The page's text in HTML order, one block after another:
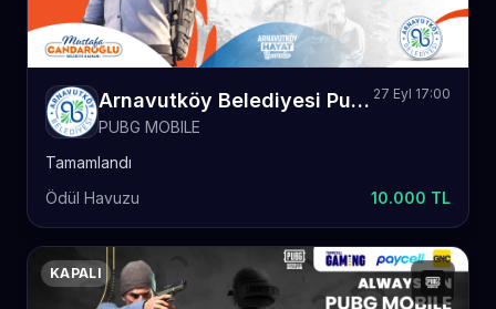
Arnavutköy Belediyesi Pubg Mobile Hafta 1
PUBG MOBILE
27 Eyl 17:00
Tamamlandı
Ödül Havuzu
10.000 TL
KAPALI